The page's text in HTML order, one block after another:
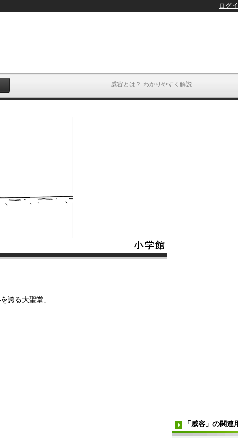
威容とは？ わかりやすく解説
ログ
誇る大聖堂 」
「威容」の関連